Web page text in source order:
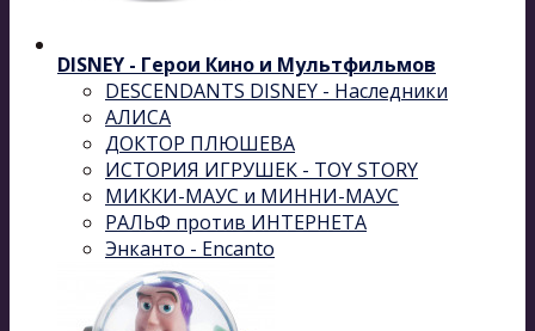
DISNEY - Герои Кино и Мультфильмов
DESCENDANTS DISNEY - Наследники
АЛИСА
ДОКТОР ПЛЮШЕВА
ИСТОРИЯ ИГРУШЕК - TOY STORY
МИККИ-МАУС и МИННИ-МАУС
РАЛЬФ против ИНТЕРНЕТА
Энканто - Encanto